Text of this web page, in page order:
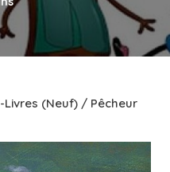
Livres (Neuf) / Pêcheur